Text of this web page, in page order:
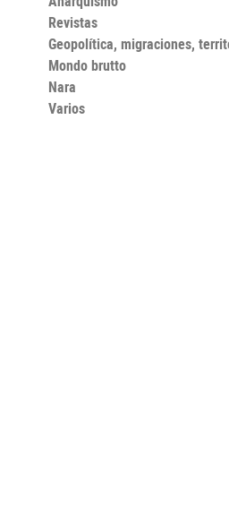
Revistas
Geopolítica, migraciones,
Mondo brutto
Nara
Varios